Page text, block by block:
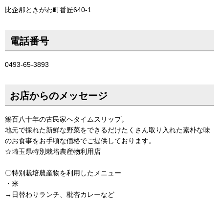
比企郡ときがわ町番匠640-1
電話番号
0493-65-3893
お店からのメッセージ
築百八十年の古民家へタイムスリップ。
地元で採れた新鮮な野菜をできるだけたくさん取り入れた素朴な味
のお食事をお手頃な価格でご提供しております。
☆埼玉県特別栽培農産物利用店
〇特別栽培農産物を利用したメニュー
・米
→日替わりランチ、枇杏カレーなど